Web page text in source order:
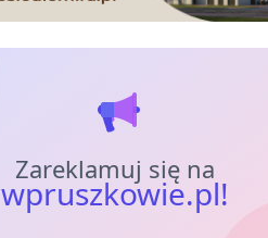
Zareklamuj się na
wpruszkowie.pl!